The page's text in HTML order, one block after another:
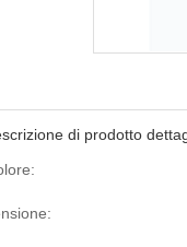
di prodotto